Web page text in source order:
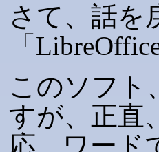
さて、話を
「
このソフト
すが、正直
応、ワード